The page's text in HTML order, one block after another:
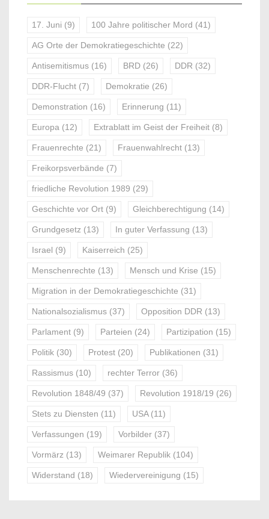
17. Juni (9) 100 Jahre politischer Mord (41)
AG Orte der Demokratiegeschichte (22)
Antisemitismus (16) BRD (26) DDR (32)
DDR-Flucht (7) Demokratie (26)
Demonstration (16) Erinnerung (11)
Europa (12) Extrablatt im Geist der Freiheit (8)
Frauenrechte (21) Frauenwahlrecht (13)
Freikorpsverbände (7)
friedliche Revolution 1989 (29)
Geschichte vor Ort (9) Gleichberechtigung (14)
Grundgesetz (13) In guter Verfassung (13)
Israel (9) Kaiserreich (25)
Menschenrechte (13) Mensch und Krise (15)
Migration in der Demokratiegeschichte (31)
Nationalsozialismus (37) Opposition DDR (13)
Parlament (9) Parteien (24) Partizipation (15)
Politik (30) Protest (20) Publikationen (31)
Rassismus (10) rechter Terror (36)
Revolution 1848/49 (37) Revolution 1918/19 (26)
Stets zu Diensten (11) USA(11)
Verfassungen (19) Vorbilder (37)
Vormärz (13) Weimarer Republik (104)
Widerstand (18) Wiedervereinigung (15)